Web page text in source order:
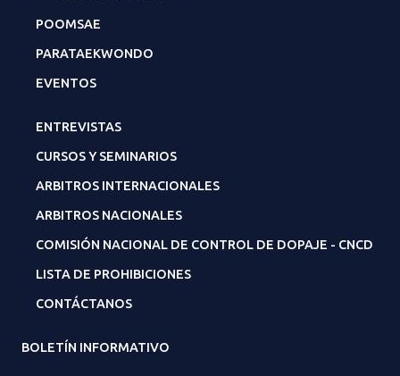
POOMSAE
PARATAEKWONDO
EVENTOS
ENTREVISTAS
CURSOS Y SEMINARIOS
ARBITROS INTERNACIONALES
ARBITROS NACIONALES
COMISIÓN NACIONAL DE CONTROL DE DOPAJE - CNCD
LISTA DE PROHIBICIONES
CONTÁCTANOS
BOLETÍN INFORMATIVO